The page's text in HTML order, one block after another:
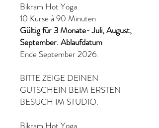
Bikram Hot Yoga
10 Kurse à 90 Minuten
Gültig für 3 Monate- Juli, August,
September. Ablaufdatum
Ende September 2026.
BITTE ZEIGE DEINEN
GUTSCHEIN BEIM ERSTEN
BESUCH IM STUDIO.
Bikram Hot Yoga